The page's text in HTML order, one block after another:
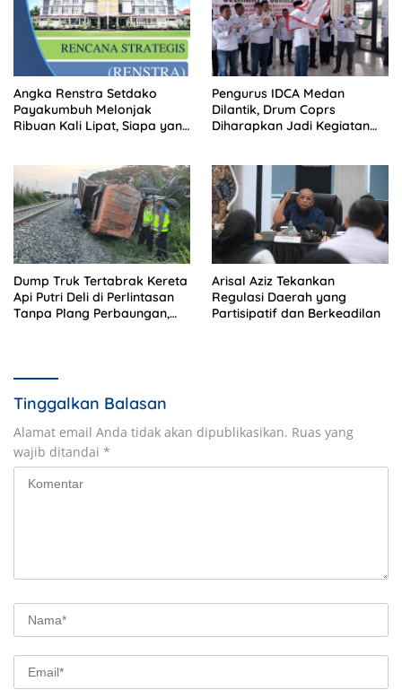
Angka Renstra Setdako
Payakumbuh Melonjak
Ribuan Kali Lipat, Siapa yang
Pengurus IDCA Medan
Dilantik, Drum Coprs
Diharapkan Jadi Kegiatan
Dump Truk Tertabrak Kereta
Api Putri Deli di Perlintasan
Tanpa Plang Perbaungan,
Arisal Aziz Tekankan
Regulasi Daerah yang
Partisipatif dan Berkeadilan
Tinggalkan Balasan
Alamat email Anda tidak akan dipublikasikan. Ruas yang
wajib ditandai *